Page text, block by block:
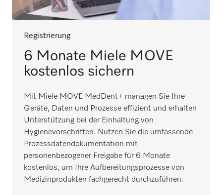
Registrierung
6 Monate Miele MOVE
kostenlos sichern
Mit Miele MOVE MedDent+ managen Sie Ihre
Geräte, Daten und Prozesse effizient und erhalten
Unterstützung bei der Einhaltung von
Hygienevorschriften. Nutzen Sie die umfassende
Prozessdatendokumentation mit
personenbezogener Freigabe für 6 Monate
kostenlos, um Ihre Aufbereitungsprozesse von
Medizinprodukten fachgerecht durchzuführen.